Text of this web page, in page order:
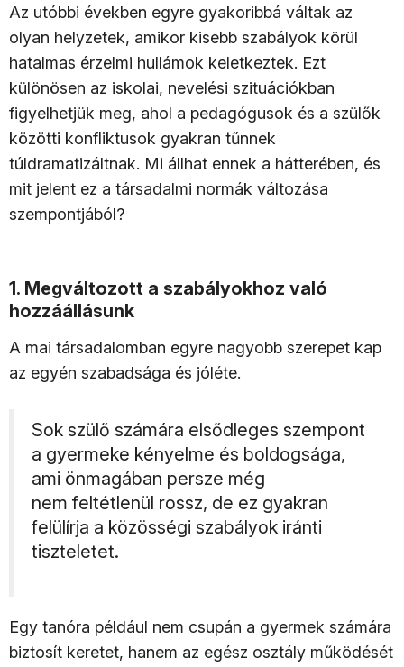
Az utóbbi években egyre gyakoribbá váltak az
olyan helyzetek, amikor kisebb szabályok körül
hatalmas érzelmi hullámok keletkeztek. Ezt
különösen az iskolai, nevelési szituációkban
figyelhetjük meg, ahol a pedagógusok és a szülők
közötti konfliktusok gyakran tűnnek
túldramatizáltnak. Mi állhat ennek a hátterében, és
mit jelent ez a társadalmi normák változása
szempontjából?
1. Megváltozott a szabályokhoz való
hozzáállásunk
A mai társadalomban egyre nagyobb szerepet kap
az egyén szabadsága és jóléte.
Sok szülő számára elsődleges szempont
a gyermeke kényelme és boldogsága,
ami önmagában persze még
nem feltétlenül rossz, de ez gyakran
felülírja a közösségi szabályok iránti
tiszteletet.
Egy tanóra például nem csupán a gyermek számára
biztosít keretet, hanem az egész osztály működését